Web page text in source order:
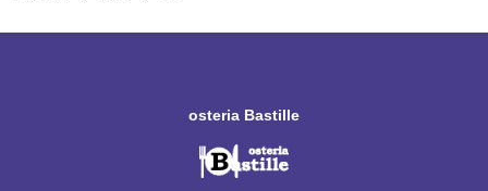
osteria Bastille